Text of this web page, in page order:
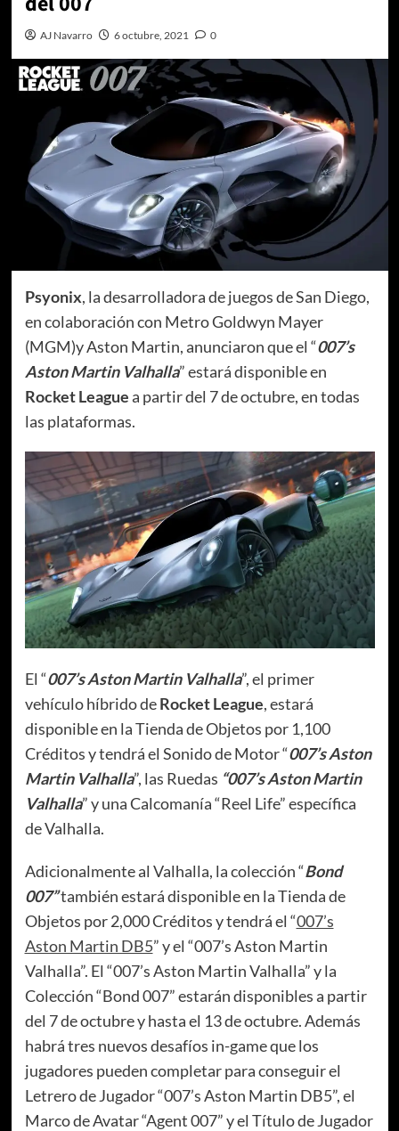
AJ Navarro 6 octubre, 2021 0
Psyonix, la desarrolladora de juegos de San Diego,
en colaboración con Metro Goldwyn Mayer
(MGM)y Aston Martin, anunciaron que el “007’s
Aston Martin Valhalla” estará disponible en
Rocket Leaguea partir del 7 de octubre, en todas
las plataformas.
El “007’s Aston Martin Valhalla”, el primer
vehículo híbrido deRocket League, estará
disponible en la Tienda de Objetos por 1,100
Créditos y tendrá el Sonido de Motor “007’s Aston
Martin Valhalla”, las Ruedas “007’s Aston Martin
Valhalla” y una Calcomanía “Reel Life” específica
de Valhalla.
Adicionalmente al Valhalla, la colección “Bond
007”también estará disponible en la Tienda de
Objetos por 2,000 Créditos y tendrá el “007’s
Aston Martin DB5” y el “007’s Aston Martin
Valhalla”. El “007’s Aston Martin Valhalla” y la
Colección “Bond 007” estarán disponibles a partir
del 7 de octubre y hasta el 13 de octubre. Además
habrá tres nuevos desafíos in-game que los
jugadores pueden completar para conseguir el
Letrero de Jugador “007’s Aston Martin DB5”, el
Marco de Avatar “Agent 007” y el Título de Jugador